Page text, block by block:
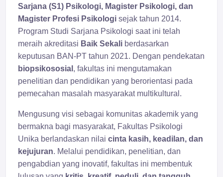
Sarjana (S1) Psikologi, Magister Psikologi, dan
Magister Profesi Psikologi sejak tahun 2014.
Program Studi Sarjana Psikologi saat ini telah
meraih akreditasi Baik Sekali berdasarkan
keputusan BAN-PT tahun 2021. Dengan pendekatan
biopsikososial , fakultas ini mengutamakan
penelitian dan pendidikan yang berorientasi pada
pemecahan masalah masyarakat multikultural.
Mengusung visi sebagai komunitas akademik yang
bermakna bagi masyarakat, Fakultas Psikologi
Unika berlandaskan nilai cinta kasih, keadilan, dan
kejujuran. Melalui pendidikan, penelitian, dan
pengabdian yang inovatif, fakultas ini membentuk